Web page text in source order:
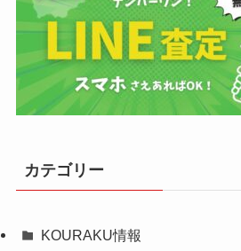
カテゴリー
KOURAKU情報